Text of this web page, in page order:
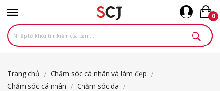
0
Trang chủ
Chăm sóc cá nhân và làm đẹp
Chăm sóc cá nhân
Chăm sóc da